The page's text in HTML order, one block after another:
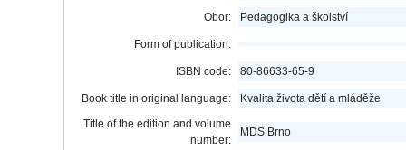
Obor: Pedagogika a školství
Form of publication:
ISBN code: 80-86633-65-9
Book title in original language:
Kvalita života dětí a mláděže
Title of the edition and volume
number:
MDS Brno